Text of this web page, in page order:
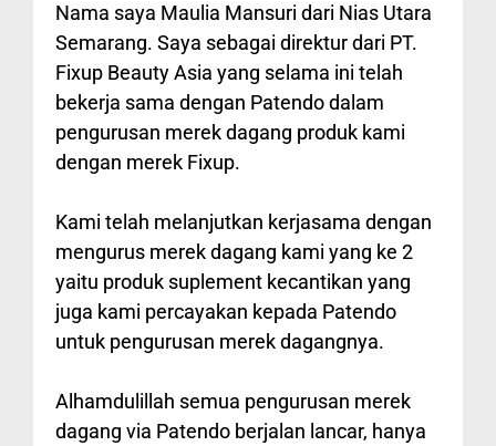
Nama saya Maulia Mansuri dari Nias Utara
Semarang. Saya sebagai direktur dari PT.
Fixup Beauty Asia yang selama ini telah
bekerja sama dengan Patendo dalam
pengurusan merek dagang produk kami
dengan merek Fixup.
Kami telah melanjutkan kerjasama dengan
mengurus merek dagang kami yang ke 2
yaitu produk suplement kecantikan yang
juga kami percayakan kepada Patendo
untuk pengurusan merek dagangnya.
Alhamdulillah semua pengurusan merek
dagang via Patendo berjalan lancar, hanya